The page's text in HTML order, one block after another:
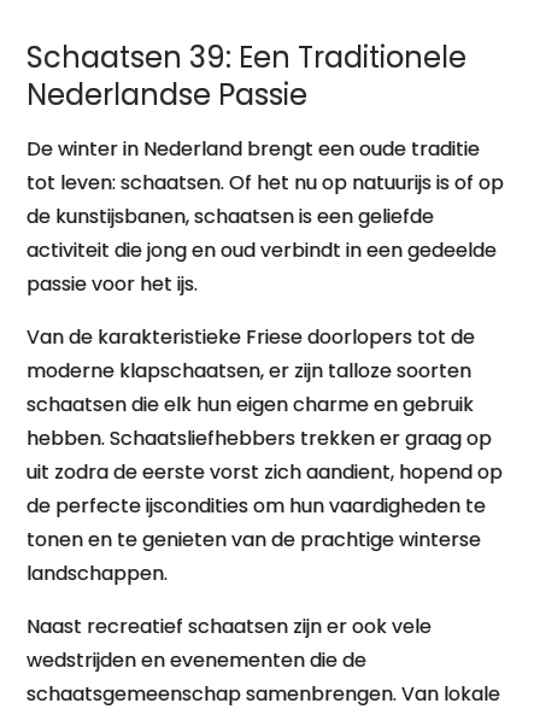
Ander
Schaatsen 39: Een Traditionele
Nederlandse Passie
De winter in Nederland brengt een oude traditie
tot leven: schaatsen. Of het nu op natuurijs is of op
de kunstijsbanen, schaatsen is een geliefde
activiteit die jong en oud verbindt in een gedeelde
passie voor het ijs.
Van de karakteristieke Friese doorlopers tot de
moderne klapschaatsen, er zijn talloze soorten
schaatsen die elk hun eigen charme en gebruik
hebben. Schaatsliefhebbers trekken er graag op
uit zodra de eerste vorst zich aandient, hopend op
de perfecte ijscondities om hun vaardigheden te
tonen en te genieten van de prachtige winterse
landschappen.
Naast recreatief schaatsen zijn er ook vele
wedstrijden en evenementen die de
schaatsgemeenschap samenbrengen. Van lokale